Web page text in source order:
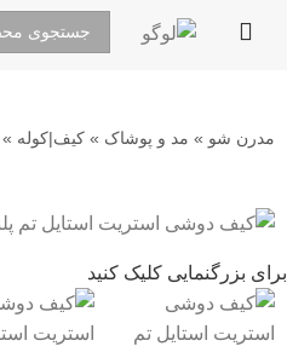
مدرن شو » مد و پوشاک » کیف|کوله »
برای بزرگنمایی کلیک کنید
قیمت‌های
ویژه